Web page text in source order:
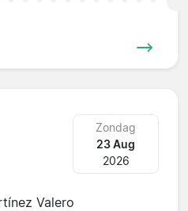
Zondag
23 Aug
2026
Valero